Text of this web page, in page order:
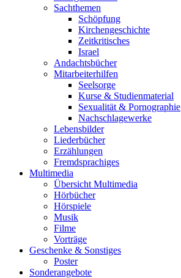
Sachthemen
Schöpfung
Kirchengeschichte
Zeitkritisches
Israel
Andachtsbücher
Mitarbeiterhilfen
Seelsorge
Kurse & Studienmaterial
Sexualität & Pornographie
Nachschlagewerke
Lebensbilder
Liederbücher
Erzählungen
Fremdsprachiges
Multimedia
Übersicht Multimedia
Hörbücher
Hörspiele
Musik
Filme
Vorträge
Geschenke & Sonstiges
Poster
Sonderangebote